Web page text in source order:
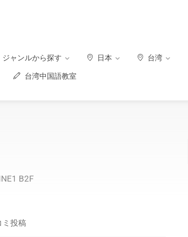
ジャンルから探す 日本 台湾
台湾中国語教室
B2F
ミ投稿